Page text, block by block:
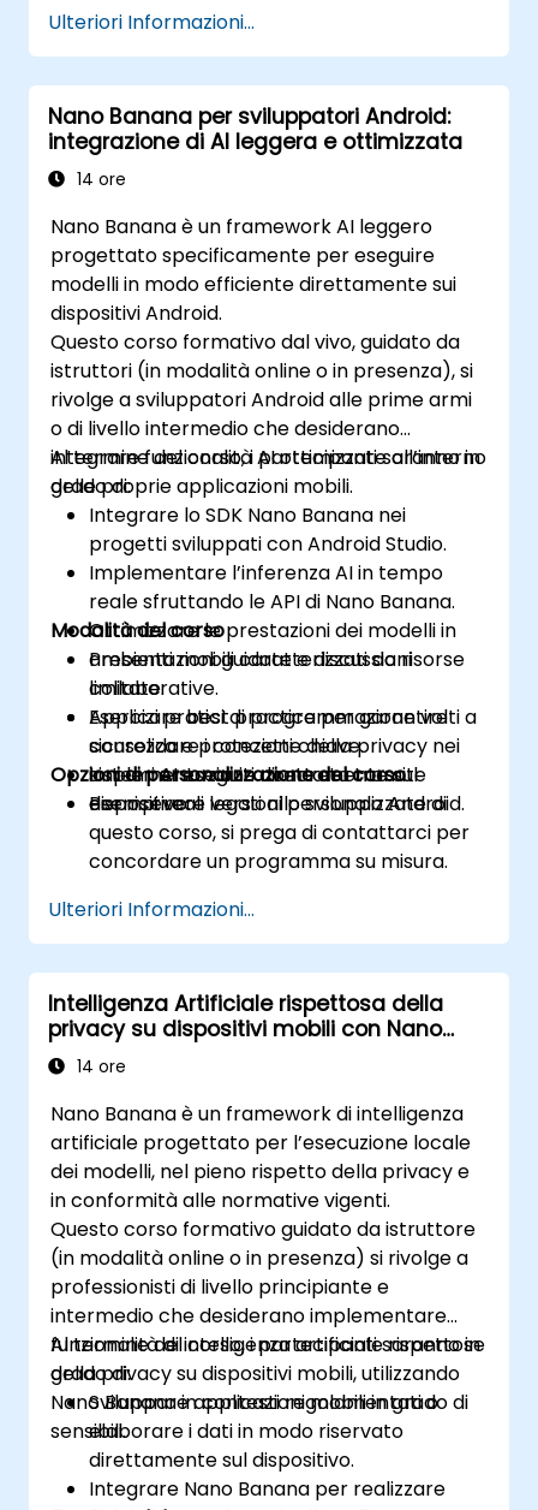
Ulteriori Informazioni...
Nano Banana per sviluppatori Android:
integrazione di AI leggera e ottimizzata
14 ore
Nano Banana è un framework AI leggero
progettato specificamente per eseguire
modelli in modo efficiente direttamente sui
dispositivi Android.
Questo corso formativo dal vivo, guidato da
istruttori (in modalità online o in presenza), si
rivolge a sviluppatori Android alle prime armi
o di livello intermedio che desiderano
integrare funzionalità AI ottimizzate all’interno
delle proprie applicazioni mobili.
Al termine del corso, i partecipanti saranno in
grado di:
Integrare lo SDK Nano Banana nei
progetti sviluppati con Android Studio.
Implementare l’inferenza AI in tempo
reale sfruttando le API di Nano Banana.
Ottimizzare le prestazioni dei modelli in
ambienti mobili caratterizzati da risorse
limitate.
Applicare best practice per garantire
sicurezza e protezione della privacy nei
sistemi AI eseguiti direttamente sul
dispositivo.
Modalità del corso
Presentazioni guidate e discussioni
collaborative.
Esercizi pratici di programmazione volti a
consolidare i concetti chiave.
Implementazione concreta tramite
esempi reali legati allo sviluppo Android.
Opzioni di personalizzazione del corso
Per ricevere versioni personalizzate di
questo corso, si prega di contattarci per
concordare un programma su misura.
Ulteriori Informazioni...
Intelligenza Artificiale rispettosa della
privacy su dispositivi mobili con Nano
Banana
14 ore
Nano Banana è un framework di intelligenza
artificiale progettato per l’esecuzione locale
dei modelli, nel pieno rispetto della privacy e
in conformità alle normative vigenti.
Questo corso formativo guidato da istruttore
(in modalità online o in presenza) si rivolge a
professionisti di livello principiante e
intermedio che desiderano implementare
funzionalità di intelligenza artificiale rispettose
della privacy su dispositivi mobili, utilizzando
Nano Banana in contesti regolamentati o
sensibili.
Al termine del corso, i partecipanti saranno in
grado di:
Sviluppare applicazioni mobili in grado di
elaborare i dati in modo riservato
direttamente sul dispositivo.
Integrare Nano Banana per realizzare